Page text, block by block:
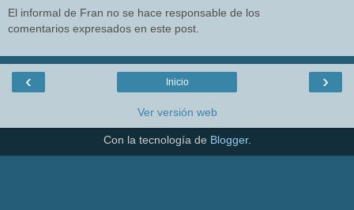
El informal de Fran no se hace responsable de los
comentarios expresados en este post.
‹ ›
Inicio
Ver versión web
Con la tecnología de Blogger.